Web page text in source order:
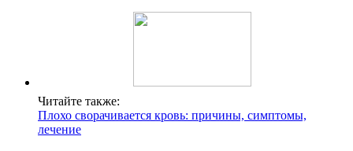
Читайте также:
Плохо сворачивается кровь: причины, симптомы,
лечение